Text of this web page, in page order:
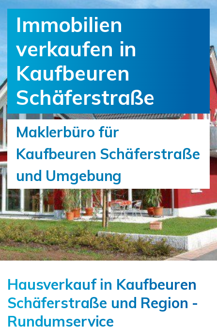
Immobilien
verkaufen in
Kaufbeuren
Schäferstraße
Maklerbüro für
Kaufbeuren Schäferstraße
und Umgebung
Hausverkauf in Kaufbeuren
Schäferstraße und Region -
Rundumservice